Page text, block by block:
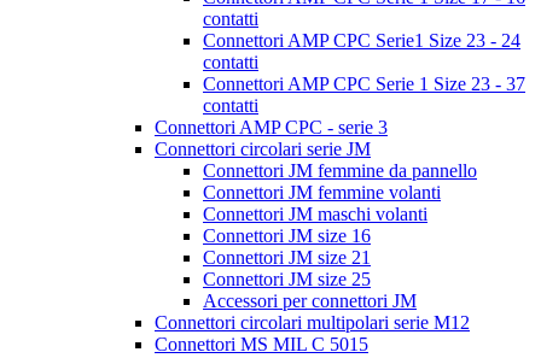
contatti
Connettori AMP CPC Serie1 Size 23 - 24
contatti
Connettori AMP CPC Serie 1 Size 23 - 37
contatti
Connettori AMP CPC - serie 3
Connettori circolari serie JM
Connettori JM femmine da pannello
Connettori JM femmine volanti
Connettori JM maschi volanti
Connettori JM size 16
Connettori JM size 21
Connettori JM size 25
Accessori per connettori JM
Connettori circolari multipolari serie M12
Connettori MS MIL C 5015